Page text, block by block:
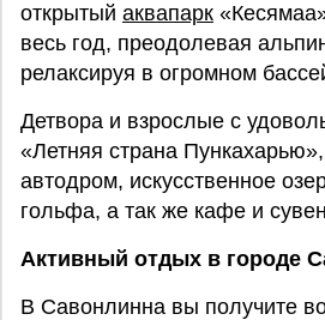
открытый аквапарк
весь год, преодолевая
релаксируя в огромном
Детвора и взрослые с
«Летняя страна
автодром, искусственное
гольфа, а так же кафе и
Активный отдых в городе
В Савонлинна вы получите